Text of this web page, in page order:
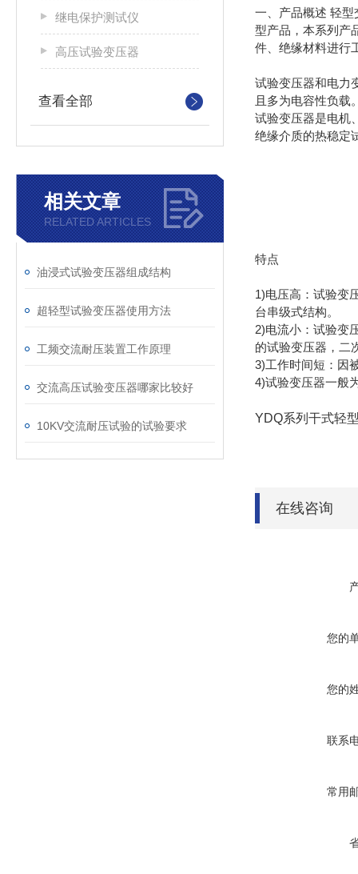
继电保护测试仪
高压试验变压器
查看全部
相关文章
RELATED ARTICLES
油浸式试验变压器组成结构
超轻型试验变压器使用方法
工频交流耐压装置工作原理
交流高压试验变压器哪家比较好
10KV交流耐压试验的试验要求
一、产品概述 轻
型产品，本系列产
件、绝缘材料进行
试验变压器和电力
且多为电容性负载
试验变压器是电机
绝缘介质的热稳定
特点
1)电压高：试验变
台串级式结构。
2)电流小：试验变
的试验变压器，二
3)工作时间短：因
4)试验变压器一般
YDQ系列干式轻
在线咨询
您的
您的
联系
常用